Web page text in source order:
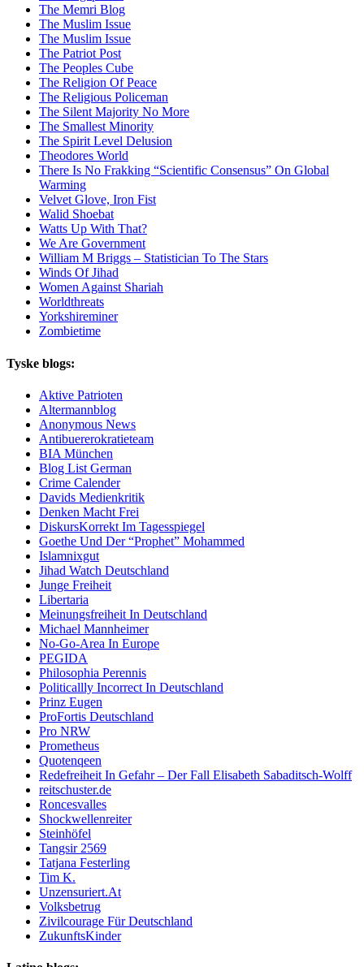
The Memri Blog
The Muslim Issue
The Muslim Issue
The Patriot Post
The Peoples Cube
The Religion Of Peace
The Religious Policeman
The Silent Majority No More
The Smallest Minority
The Spirit Level Delusion
Theodores World
There Is No Frakking “Scientific Consensus” On Global
Warming
Velvet Glove, Iron Fist
Walid Shoebat
Watts Up With That?
We Are Government
William M Briggs – Statistician To The Stars
Winds Of Jihad
Women Against Shariah
Worldthreats
Yorkshireminer
Zombietime
Tyske blogs:
Aktive Patrioten
Altermannblog
Anonymous News
Antibuererokratieteam
BIA München
Blog List German
Crime Calender
Davids Medienkritik
Denken Macht Frei
DiskursKorrekt Im Tagesspiegel
Goethe Und Der “Prophet” Mohammed
Islamnixgut
Jihad Watch Deutschland
Junge Freiheit
Libertaria
Meinungsfreiheit In Deutschland
Michael Mannheimer
No-Go-Area In Europe
PEGIDA
Philosophia Perennis
Politicallly Incorrect In Deutschland
Prinz Eugen
ProFortis Deutschland
Pro NRW
Prometheus
Quotenqeen
Redefreiheit In Gefahr – Der Fall Elisabeth Sabaditsch-Wolff
reitschuster.de
Roncesvalles
Shockwellenreiter
Steinhöfel
Tangsir 2569
Tatjana Festerling
Tim K.
Unzensuriert.At
Volksbetrug
Zivilcourage Für Deutschland
ZukunftsKinder